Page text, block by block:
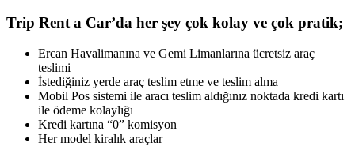
Trip Rent a Car’da her şey çok kolay ve çok pratik;
Ercan Havalimanına ve Gemi Limanlarına ücretsiz araç
teslimi
İstediğiniz yerde araç teslim etme ve teslim alma
Mobil Pos sistemi ile aracı teslim aldığınız noktada kredi kartı
ile ödeme kolaylığı
Kredi kartına “0” komisyon
Her model kiralık araçlar